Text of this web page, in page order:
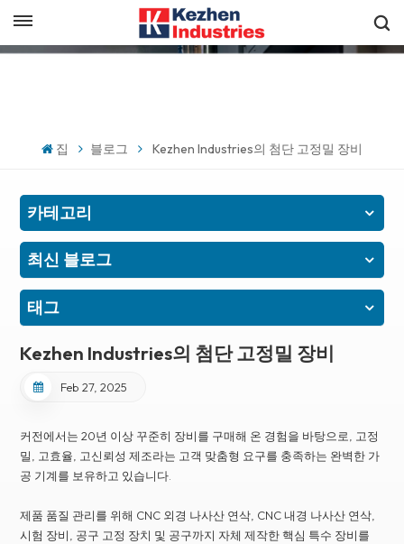
한국의
빠른 견적 받기
집 블로그 Kezhen Industries의 첨단 고정밀 장비
카테고리
최신 블로그
태그
Kezhen Industries의 첨단 고정밀 장비
Feb 27, 2025
커전에서는 20년 이상 꾸준히 장비를 구매해 온 경험을 바탕으로, 고정
밀, 고효율, 고신뢰성 제조라는 고객 맞춤형 요구를 충족하는 완벽한 가
공 기계를 보유하고 있습니다.
제품 품질 관리를 위해 CNC 외경 나사산 연삭, CNC 내경 나사산 연삭,
시험 장비, 공구 고정 장치 및 공구까지 자체 제작한 핵심 특수 장비를